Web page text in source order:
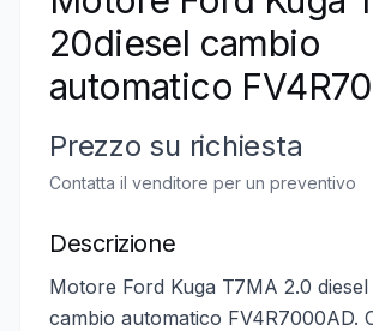
20diesel cambio
automatico
Prezzo su richiesta
Contatta il venditore per un preventivo
Descrizione
Motore Ford Kuga T7MA 2.0 diesel
cambio automatico FV4R7000AD.